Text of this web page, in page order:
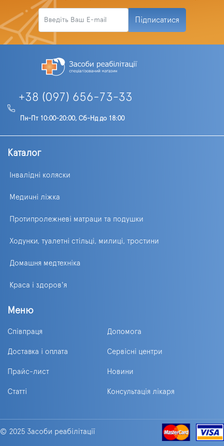
Підписатися
+38 (097) 656-73-33
Пн-Пт 10:00-20:00, Сб-Нд до 18:00
Каталог
Інвалідні коляски
Медичні ліжка
Протипролежневі матраци та подушки
Ходунки, туалетні стільці, милиці, тростини
Домашня медтехніка
Краса і здоров'я
Меню
Співпраця Допомога
Доставка і оплата Сервісні центри
Прайс-лист Новини
Статті Консультація лікаря
© 2025 Засоби реабілітації